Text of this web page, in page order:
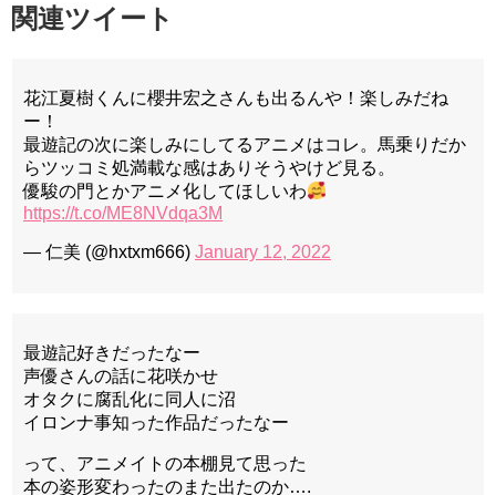
関連ツイート
花江夏樹くんに櫻井宏之さんも出るんや！楽しみだね
ー！
最遊記の次に楽しみにしてるアニメはコレ。馬乗りだか
らツッコミ処満載な感はありそうやけど見る。
優駿の門とかアニメ化してほしいわ
https://t.co/ME8NVdqa3M
— 仁美 (@hxtxm666) January 12, 2022
最遊記好きだったなー
声優さんの話に花咲かせ
オタクに腐乱化に同人に沼
イロンナ事知った作品だったなー
って、アニメイトの本棚見て思った
本の姿形変わったのまた出たのか….